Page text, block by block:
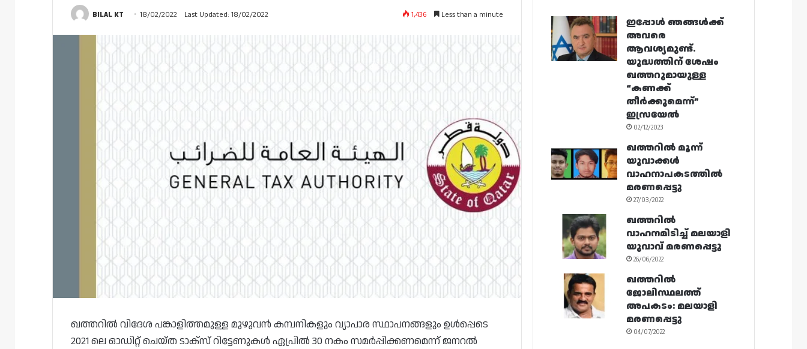
BILAL KT 18/02/2022 Last Updated: 18/02/2022 1,436 Less than a minute
ഖത്തറിൽ വിദേശ പങ്കാളിത്തമുള്ള മുഴുവൻ കമ്പനികളും വ്യാപാര സ്ഥാപനങ്ങളും ഉൾപ്പെടെ
2021 ലെ ഓഡിറ്റ് ചെയ്‌ത ടാക്‌സ് റിട്ടേണുകൾ ഏപ്രിൽ 30 നകം സമർപ്പിക്കണമെന്ന് ജനറൽ
ഇപ്പോൾ ഞങ്ങൾക്ക്
അവരെ
ആവശ്യമുണ്ട്.
യുദ്ധത്തിന് ശേഷം
ഖത്തറുമായുള്ള
“കണക്ക്
തീർക്കുമെന്ന്”
ഇസ്രയേൽ
02/12/2023
ഖത്തറിൽ മൂന്ന്
യുവാക്കൾ
വാഹനാപകടത്തിൽ
മരണപ്പെട്ടു
27/03/2022
ഖത്തറിൽ
വാഹനമിടിച്ച് മലയാളി
യുവാവ് മരണപ്പെട്ടു
26/06/2022
ഖത്തറിൽ
ജോലിസ്ഥലത്ത്
അപകടം: മലയാളി
മരണപ്പെട്ടു
04/07/2022